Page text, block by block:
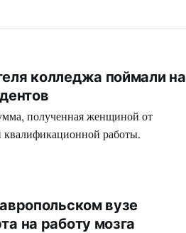
колледжа поймали на
полученная женщиной от
квалификационной работы.
вузе
на работу мозга